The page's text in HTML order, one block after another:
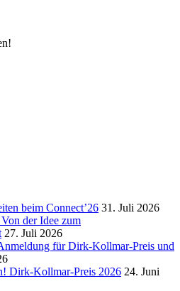
beim Connect’26 31. Juli 2026
der Idee zum
27. Juli 2026
für Dirk-Kollmar-Preis und
Dirk-Kollmar-Preis 2026 24. Juni